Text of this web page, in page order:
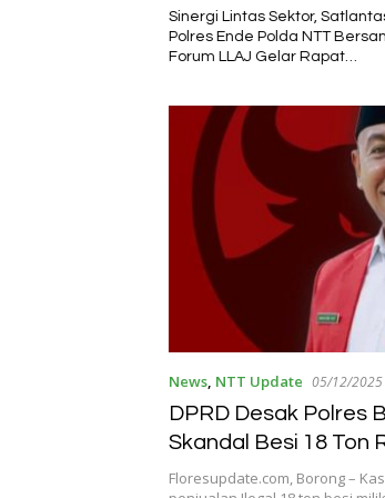
UKEN Kupang Hadir Satukan
Warga Ende di Naimata,
Pemerintah Apresiasi Peran
News, NTT Update 05/12/2025
DPRD Desak Polres
Skandal Besi 18 Ton
Ada yang Dilindungi,
Floresupdate.com, Borong –